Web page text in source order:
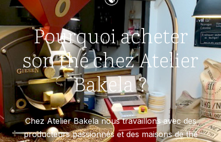
Pourquoi acheter
son thé chez Atelier
Bakela ?
Chez Atelier Bakela nous travaillons avec des
producteurs passionnés et des maisons de thé